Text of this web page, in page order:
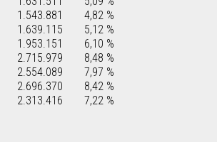
1.543.881
4,82 %
1.639.115
5,12 %
1.953.151
6,10 %
2.715.979
8,48 %
2.554.089
7,97 %
2.696.370
8,42 %
2.313.416 7,22 %